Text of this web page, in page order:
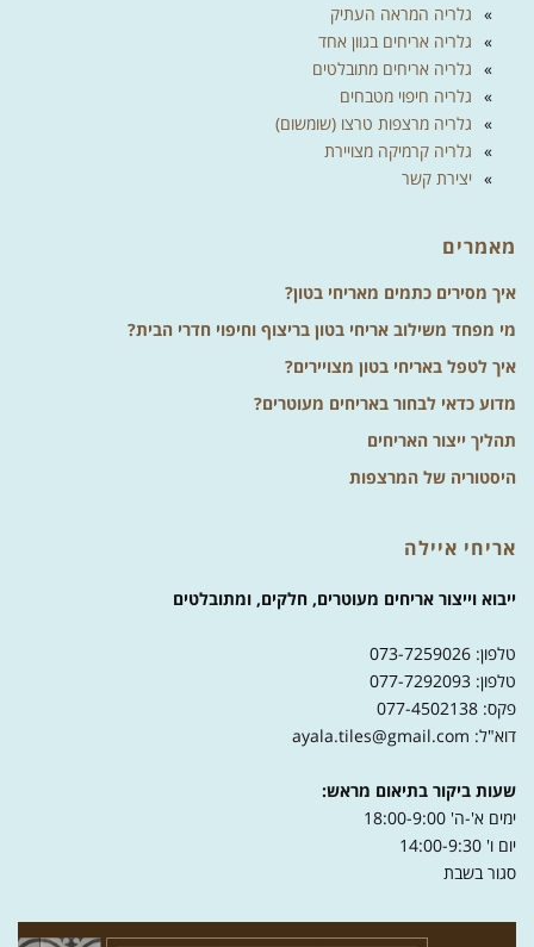
גלריה המראה העתיק
גלריה אריחים בגוון אחד
גלריה אריחים מתובלטים
גלריה חיפוי מטבחים
גלריה מרצפות טרצו (שומשום)
גלריה קרמיקה מצויירת
יצירת קשר
מאמרים
איך מסירים כתמים מאריחי בטון?
מי מפחד משילוב אריחי בטון בריצוף וחיפוי חדרי הבית?
איך לטפל באריחי בטון מצויירים?
מדוע כדאי לבחור באריחים מעוטרים?
תהליך ייצור האריחים
היסטוריה של המרצפות
אריחי איילה
ייבוא וייצור אריחים מעוטרים, חלקים, ומתובלטים
טלפון: 073-7259026
טלפון: 077-7292093
פקס: 077-4502138
דוא"ל: ayala.tiles@gmail.com
שעות ביקור בתיאום מראש:
ימים א'-ה' 18:00-9:00
יום ו' 14:00-9:30
סגור בשבת